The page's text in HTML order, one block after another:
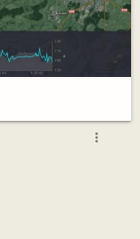
more_vert